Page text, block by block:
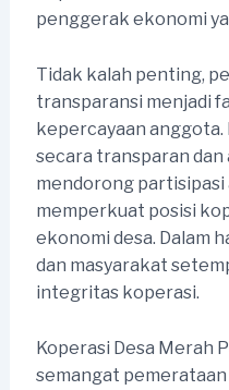
penggerak ekonomi
Tidak kalah penting,
transparansi menjadi
kepercayaan anggota.
secara transparan
mendorong
memperkuat posisi
ekonomi desa. Dalam
dan masyarakat
integritas koperasi.
Koperasi Desa Merah
semangat